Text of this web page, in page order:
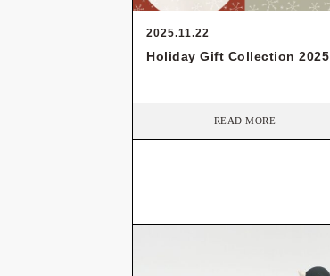
2025.11.22
Holiday Gift Collection 2025
READ MORE